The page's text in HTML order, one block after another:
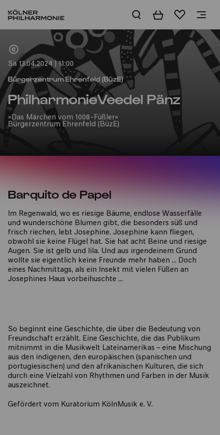
WarenkorbMerkliste
Sa 13.04.2024 | 11:00
Bürgerzentrum Ehrenfeld (BüzE)
PhilharmonieVeedel Pänz
»Das Märchen vom 1008-Füßler«
Bürgerzentrum Ehrenfeld (BüzE)
Barquito de Papel
Im Regenwald, wo es riesige Bäume, endlose Wasserfälle
und wunderschöne Blumen gibt, die besonders süß und
frisch riechen, lebt Josephine. Josephine kann fliegen,
obwohl sie keine Flügel hat. Sie hat acht Beine und riesige
Augen. Sie ist gelb und lila. Und aus irgendeinem Grund
wollte sie eigentlich keine Freunde mehr haben … Doch
eines Nachmittags, als ein Insekt mit vielen Füßen an
Josephines Haus vorbeihuschte …
So beginnt eine Geschichte, die über die Bedeutung von
Freundschaft erzählt. Eine Geschichte, die das Publikum
mitnimmt in die Musikwelt Lateinamerikas – eine Mischung
aus den indigenen, den europäischen (spanischen und
portugiesischen) und den afrikanischen Kulturen, die sich
durch eine Vielzahl von Rhythmen und Farben in der Musik
auszeichnet.
Gefördert vom Kuratorium KölnMusik e. V.